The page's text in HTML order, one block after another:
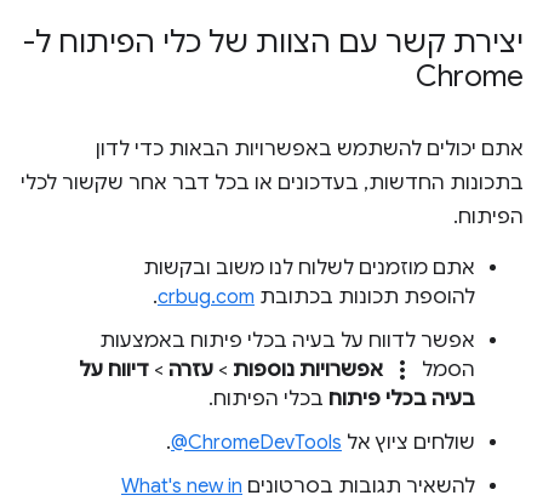
יצירת קשר עם הצוות של כלי הפיתוח ל-
Chrome
אתם יכולים להשתמש באפשרויות הבאות כדי לדון
בתכונות החדשות, בעדכונים או בכל דבר אחר שקשור לכלי
הפיתוח.
אתם מוזמנים לשלוח לנו משוב ובקשות
להוספת תכונות בכתובת crbug.com
.
אפשר לדווח על בעיה בכלי פיתוח באמצעות
הסמל
more_vert אפשרויות נוספות > עזרה > דיווח על
בעיה בכלי פיתוח בכלי הפיתוח.
שולחים ציוץ אל ‎@ChromeDevTools
.
להשאיר תגובות בסרטונים What's new in